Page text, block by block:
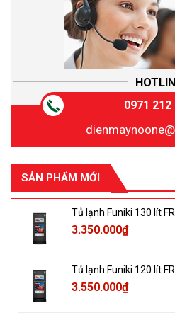
0971 212
SẢN PHẨM MỚI
Tủ lạnh Funiki 130 lít
3.350.000₫
Tủ lạnh Funiki 120 lít
3.550.000₫